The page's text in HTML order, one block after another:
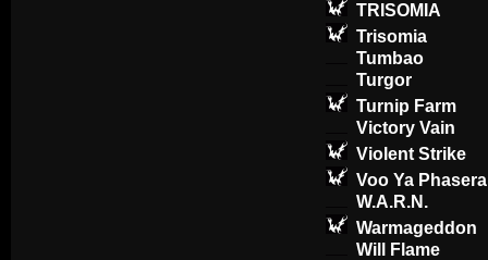
TRISOMIA
Trisomia
Tumbao
Turgor
Turnip Farm
Victory Vain
Violent Strike
Voo Ya Phasera
W.A.R.N.
Warmageddon
Will Flame